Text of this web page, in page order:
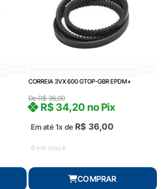
CORREIA 3VX 600 GTOP-GBR EPDM+
DeR$36,00
Em até 1x deR$ 36,00
R$34,20 no Pix
8 em stock
COMPRAR